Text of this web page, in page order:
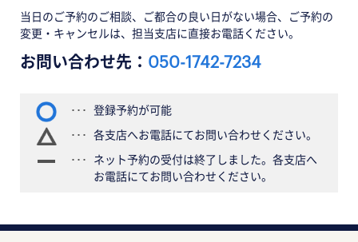
当日のご予約のご相談、ご都合の良い日がない場合、ご予約の
変更・キャンセルは、担当支店に直接お電話ください。
お問い合わせ先： 050-1742-7234
登録予約が可能
各支店へお電話にてお問い合わせください。
ネット予約の受付は終了しました。各支店へ
お電話にてお問い合わせください。